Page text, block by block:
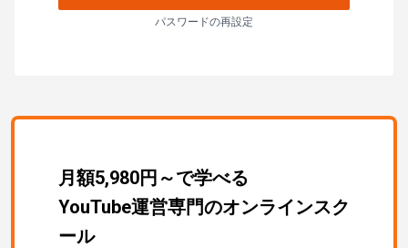
パスワードの再設定
月額5,980円～で学べる
YouTube運営専門のオンラインスク
ール